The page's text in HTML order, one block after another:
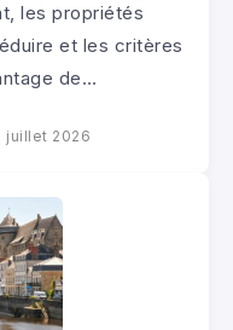
les propriétés
et les critères
de…
juillet 2026